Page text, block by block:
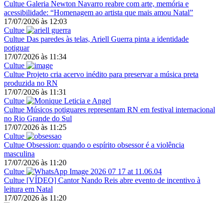
Cultue Galeria Newton Navarro reabre com arte, memória e
acessibilidade: “Homenagem ao artista que mais amou Natal”
17/07/2026 às 12:03
Cultue
Cultue Das paredes às telas, Ariell Guerra pinta a identidade
potiguar
17/07/2026 às 11:34
Cultue
Cultue Projeto cria acervo inédito para preservar a música preta
produzida no RN
17/07/2026 às 11:31
Cultue
Cultue Músicos potiguares representam RN em festival internacional
no Rio Grande do Sul
17/07/2026 às 11:25
Cultue
Cultue Obsession: quando o espírito obsessor é a violência
masculina
17/07/2026 às 11:20
Cultue
Cultue [VÍDEO] Cantor Nando Reis abre evento de incentivo à
leitura em Natal
17/07/2026 às 11:20